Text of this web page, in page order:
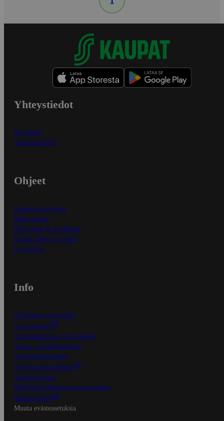
Yhteystiedot
Myymälät
Asiakaspalvelu
Ohjeet
Ensitilaajan ohjeet
Näin maksat
Näin tilaat ja muokkaat
Kaikki ohjeet ja vinkit
In English
Info
S-Business yrityksille
Oiva-raportit
Osuuskauppojen yhteystiedot
Tilaus- ja toimitusehdot
Tietosuojakäytäntö
Palvelun käyttöehdot
Saavutettavuus
Mobiilisovelluksen saavutettavuus
Mainostajalle
Muuta evästeasetuksia